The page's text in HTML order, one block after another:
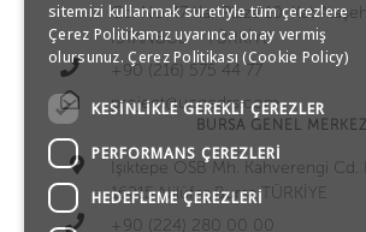
BURSA GENEL MERKEZ
Işıktepe OSB Mh. Kahverengi
16215 Nilüfer Bursa TÜRKİYE
+90 (224) 280 00 00
Cd. No:47 Kar Plaza 10. Kat
İSTANBUL – TÜRKİYE
+90 (216) 575 44 77
project@ucgedrs.com
GERMAN
sitemizi kullanmak suretiyle tüm çerezlere
Çerez Politikamız uyarınca onay vermiş
olursunuz. Çerez Politikası (Cookie Policy)
KESINLIKLE GEREKLI ÇEREZLER
PERFORMANS ÇEREZLERI
HEDEFLEME ÇEREZLERI